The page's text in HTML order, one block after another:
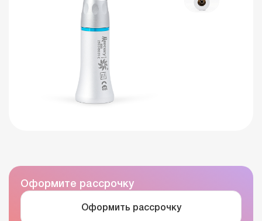
Оформите рассрочку
Оформить рассрочку